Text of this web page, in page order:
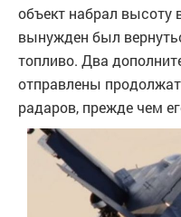
объект набрал высоту
вынужден был
топливо. Два
отправлены
радаров, прежде чем